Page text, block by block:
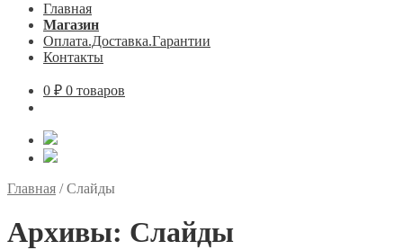
Главная
Магазин
Оплата.Доставка.Гарантии
Контакты
0 ₽ 0 товаров
Главная /Слайды
Архивы: Слайды